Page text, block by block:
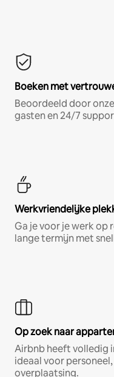
Boeken met
Beoordeeld door
gasten en 24/7
Werkvriendelijke
Ga je voor je werk op
lange termijn met
Op zoek naar
Airbnb heeft volledig
ideaal voor
overplaatsing.